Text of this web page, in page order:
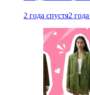
2 года спустя2